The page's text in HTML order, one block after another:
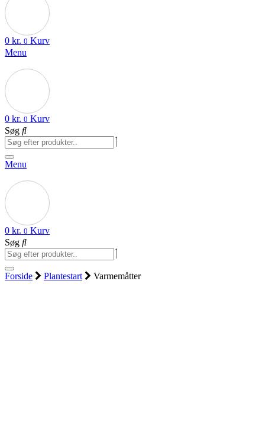
0 kr. 0 Kurv
Menu
0 kr. 0 Kurv
Søg
Menu
0 kr. 0 Kurv
Søg
Forside Plantestart Varmemåtter